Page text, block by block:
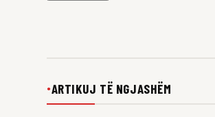
●ARTIKUJ TË NGJASHËM